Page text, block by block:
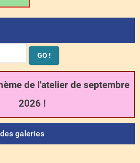
de l'atelier de septembre
2026 !
galeries